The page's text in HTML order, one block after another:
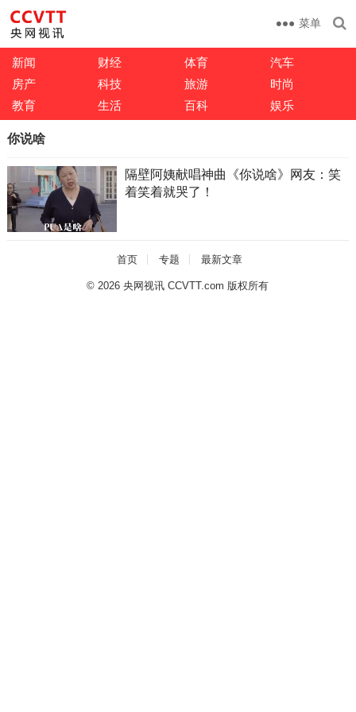
菜单
新闻 财经 体育
汽车
房产
科技 旅游
时尚
教育
生活 百科 娱乐
你说啥
隔壁阿姨献唱神曲《你说啥》网友：笑
着笑着就哭了！
首页 专题 最新文章
© 2026央网视讯 CCVTT.com 版权所有